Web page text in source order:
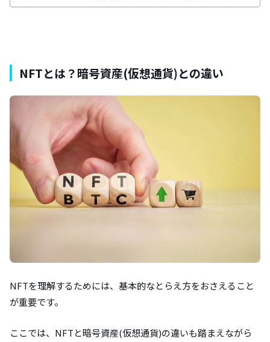
NFTとは？暗号資産(仮想通貨)との違い
NFTを理解するためには、基本的なとらえ方をおさえること
が重要です。
ここでは、NFTと暗号資産(仮想通貨)の違いも踏まえながら